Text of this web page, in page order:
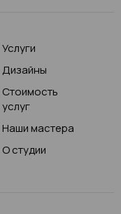
Услуги
Дизайны
Стоимость
услуг
Наши мастера
О студии